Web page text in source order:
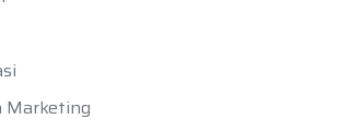
Marketing